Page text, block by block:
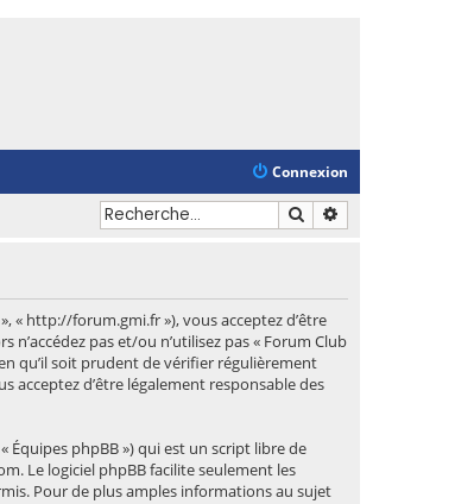
Connexion
Rechercher
« http://forum.gmi.fr »), vous acceptez d’être
pas et/ou n’utilisez pas « Forum Club
qu’il soit prudent de vérifier régulièrement
acceptez d’être légalement responsable des
Équipes phpBB ») qui est un script libre de
. Le logiciel phpBB facilite seulement les
Pour de plus amples informations au sujet